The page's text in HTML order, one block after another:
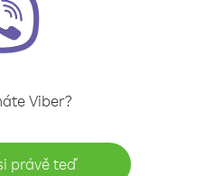
Viber?
právě teď